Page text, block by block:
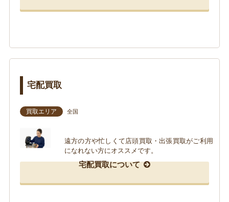
宅配買取
買取エリア 全国
遠方の方や忙しくて店頭買取・出張買取がご利用
になれない方にオススメです。
宅配買取について